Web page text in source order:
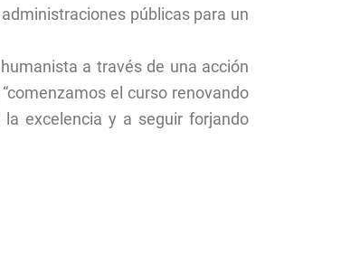
públicas para un
a través de una acción
el curso renovando
excelencia y a seguir forjando